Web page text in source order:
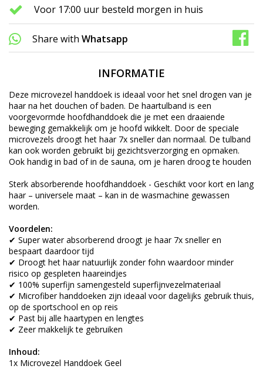
Voor 17:00 uur besteld morgen in huis
Share with Whatsapp
INFORMATIE
Deze microvezel handdoek is ideaal voor het snel drogen van je
haar na het douchen of baden. De haartulband is een
voorgevormde hoofdhanddoek die je met een draaiende
beweging gemakkelijk om je hoofd wikkelt. Door de speciale
microvezels droogt het haar 7x sneller dan normaal. De tulband
kan ook worden gebruikt bij gezichtsverzorging en opmaken.
Ook handig in bad of in de sauna, om je haren droog te houden
Sterk absorberende hoofdhanddoek - Geschikt voor kort en lang
haar – universele maat – kan in de wasmachine gewassen
worden.
Voordelen:
✔ Super water absorberend droogt je haar 7x sneller en
bespaart daardoor tijd
✔ Droogt het haar natuurlijk zonder fohn waardoor minder
risico op gespleten haareindjes
✔ 100% superfijn samengesteld superfijnvezelmateriaal
✔ Microfiber handdoeken zijn ideaal voor dagelijks gebruik thuis,
op de sportschool en op reis
✔ Past bij alle haartypen en lengtes
✔ Zeer makkelijk te gebruiken
Inhoud:
1x Microvezel Handdoek Geel